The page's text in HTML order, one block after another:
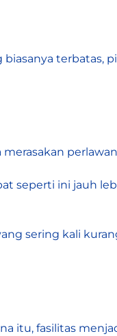
terbatas,
seperti ini jauh
sering kali
itu, fasilitas